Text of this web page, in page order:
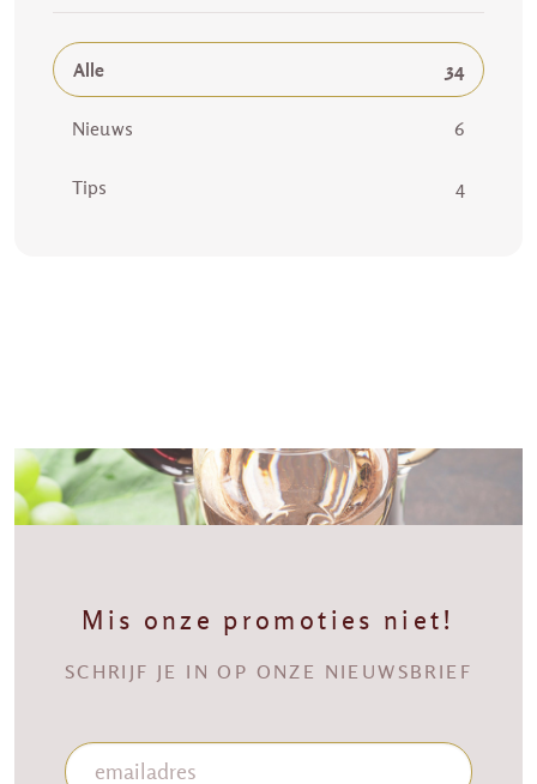
Alle 34
Nieuws 6
Tips 4
Mis onze promoties niet!
SCHRIJF JE IN OP ONZE NIEUWSBRIEF